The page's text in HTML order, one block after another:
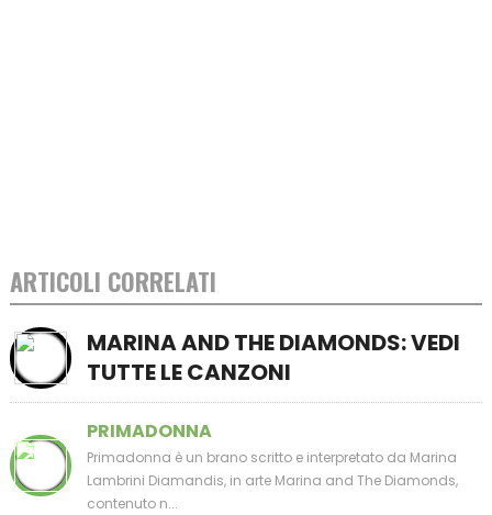
ARTICOLI CORRELATI
MARINA AND THE DIAMONDS: VEDI
TUTTE LE CANZONI
PRIMADONNA
Primadonna è un brano scritto e interpretato da Marina
Lambrini Diamandis, in arte Marina and The Diamonds,
contenuto n...